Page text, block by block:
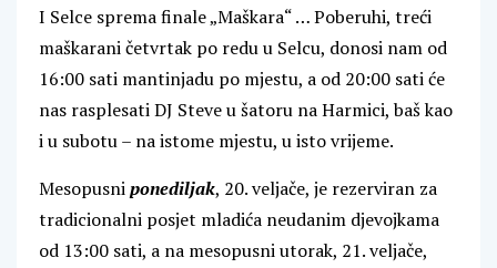
I Selce sprema finale „Maškara“ … Poberuhi, treći
maškarani četvrtak po redu u Selcu, donosi nam od
16:00 sati mantinjadu po mjestu, a od 20:00 sati će
nas rasplesati DJ Steve u šatoru na Harmici, baš kao
i u subotu – na istome mjestu, u isto vrijeme.
Mesopusniponediljak, 20. veljače, je rezerviran za
tradicionalni posjet mladića neudanim djevojkama
od 13:00 sati, a na mesopusni utorak, 21. veljače,